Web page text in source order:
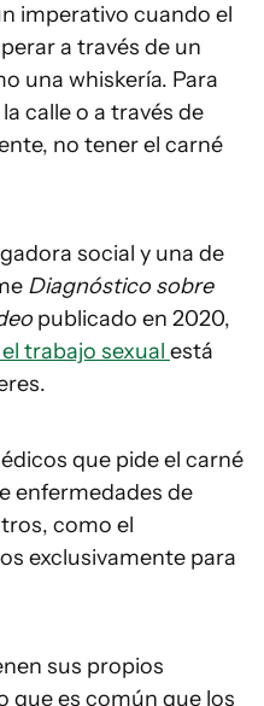
imperativo cuando el
a través de un
una whiskería. Para
calle o a través de
no tener el carné
social y una de
Diagnóstico sobre
publicado en 2020,
trabajo sexual está
que pide el carné
enfermedades de
como el
exclusivamente para
sus propios
que es común que los